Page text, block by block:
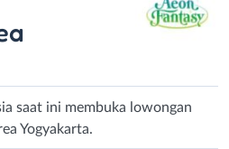
saat ini membuka lowongan
Yogyakarta.